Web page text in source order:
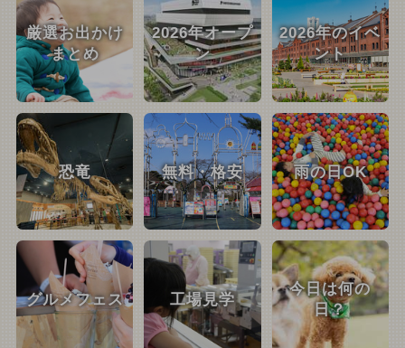
厳選お出かけ
まとめ
2026年オープ
ン
2026年のイベ
ント
恐竜 無料・格安 雨の日OK
グルメフェス 工場見学
今日は何の
日？